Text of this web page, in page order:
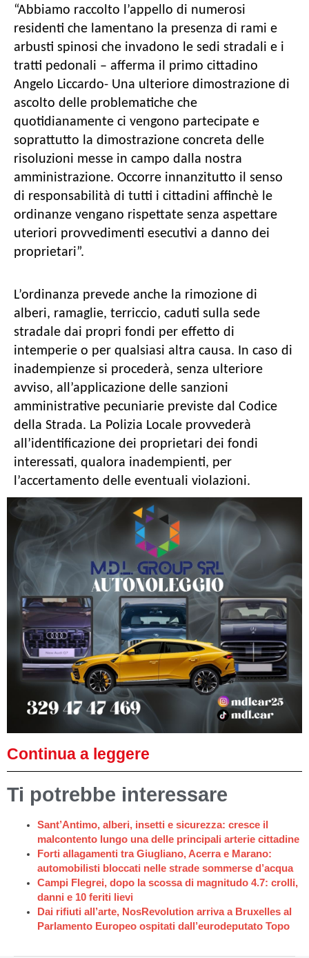
“Abbiamo raccolto l’appello di numerosi
residenti che lamentano la presenza di rami e
arbusti spinosi che invadono le sedi stradali e i
tratti pedonali – afferma il primo cittadino
Angelo Liccardo- Una ulteriore dimostrazione di
ascolto delle problematiche che
quotidianamente ci vengono partecipate e
soprattutto la dimostrazione concreta delle
risoluzioni messe in campo dalla nostra
amministrazione. Occorre innanzitutto il senso
di responsabilità di tutti i cittadini affinchè le
ordinanze vengano rispettate senza aspettare
uteriori provvedimenti esecutivi a danno dei
proprietari”.
L’ordinanza prevede anche la rimozione di
alberi, ramaglie, terriccio, caduti sulla sede
stradale dai propri fondi per effetto di
intemperie o per qualsiasi altra causa. In caso di
inadempienze si procederà, senza ulteriore
avviso, all’applicazione delle sanzioni
amministrative pecuniarie previste dal Codice
della Strada. La Polizia Locale provvederà
all’identificazione dei proprietari dei fondi
interessati, qualora inadempienti, per
l’accertamento delle eventuali violazioni.
Continua a leggere
Ti potrebbe interessare
Sant’Antimo, alberi, insetti e sicurezza: cresce il
malcontento lungo una delle principali arterie cittadine
Forti allagamenti tra Giugliano, Acerra e Marano:
automobilisti bloccati nelle strade sommerse d’acqua
Campi Flegrei, dopo la scossa di magnitudo 4.7: crolli,
danni e 10 feriti lievi
Dai rifiuti all’arte, NosRevolution arriva a Bruxelles al
Parlamento Europeo ospitati dall’eurodeputato Topo